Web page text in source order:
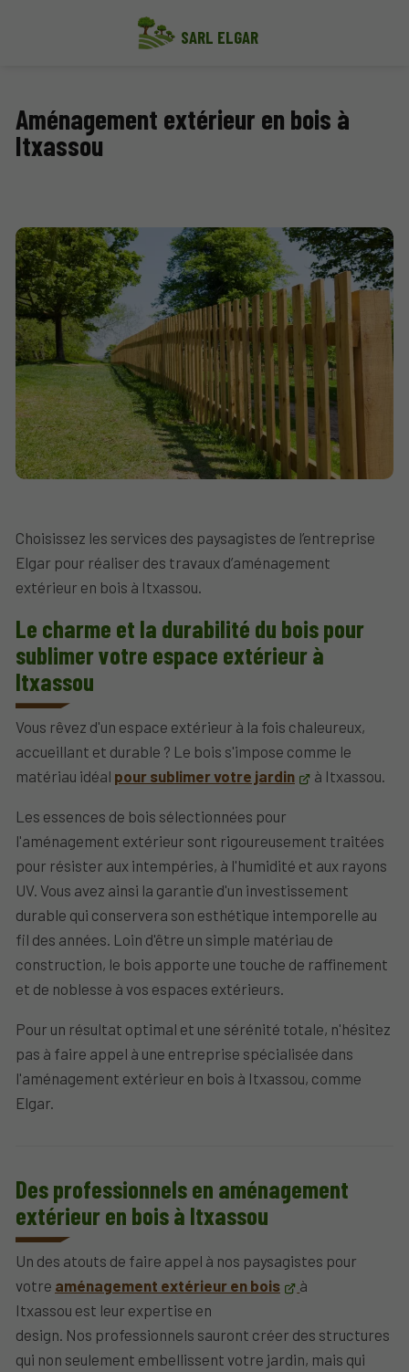
SARL ELGAR
Aménagement extérieur en bois à
Itxassou
Choisissez les services des paysagistes de l’entreprise
Elgar pour réaliser des travaux d’aménagement
extérieur en bois à Itxassou.
Le charme et la durabilité du bois pour
sublimer votre espace extérieur à
Itxassou
Vous rêvez d'un espace extérieur à la fois chaleureux,
accueillant et durable ? Le bois s'impose comme le
matériau idéal pour sublimer votre jardin à Itxassou.
Les essences de bois sélectionnées pour
l'aménagement extérieur sont rigoureusement traitées
pour résister aux intempéries, à l'humidité et aux rayons
UV. Vous avez ainsi la garantie d'un investissement
durable qui conservera son esthétique intemporelle au
fil des années. Loin d'être un simple matériau de
construction, le bois apporte une touche de raffinement
et de noblesse à vos espaces extérieurs.
Pour un résultat optimal et une sérénité totale, n'hésitez
pas à faire appel à une entreprise spécialisée dans
l'aménagement extérieur en bois à Itxassou, comme
Elgar.
Des professionnels en aménagement
extérieur en bois à Itxassou
Un des atouts de faire appel à nos paysagistes pour
votre aménagement extérieur en bois
à
Itxassou est leur expertise en
design. Nos professionnels sauront créer des structures
qui non seulement embellissent votre jardin, mais qui